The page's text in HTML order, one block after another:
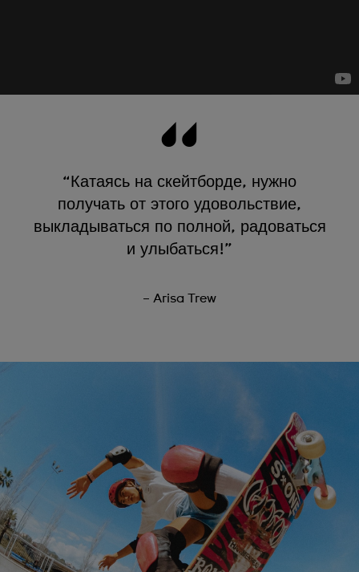
“Катаясь на скейтборде, нужно
получать от этого удовольствие,
выкладываться по полной, радоваться
и улыбаться!”
– Arisa Trew